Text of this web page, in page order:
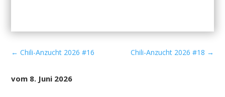
←Chili-Anzucht 2026 #16 Chili-Anzucht 2026 #18 →
vom 8. Juni 2026